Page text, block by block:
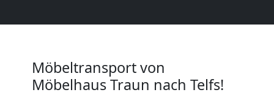
Möbeltransport von
Möbelhaus Traun nach Telfs!